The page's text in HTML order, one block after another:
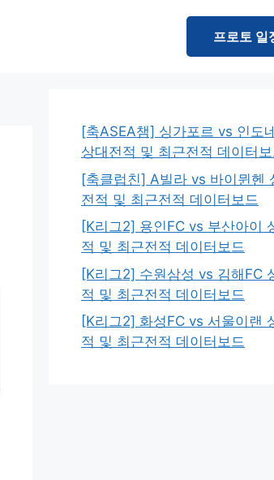
프로토 일
[축ASEA챔] 싱가포르 vs 인도
상대전적 및 최근전적 데이터
[축클럽친] A빌라 vs 바이뮌헨
전적 및 최근전적 데이터보드
[K리그2] 용인FC vs 부산아이
적 및 최근전적 데이터보드
[K리그2] 수원삼성 vs 김해FC
적 및 최근전적 데이터보드
[K리그2] 화성FC vs 서울이랜
적 및 최근전적 데이터보드